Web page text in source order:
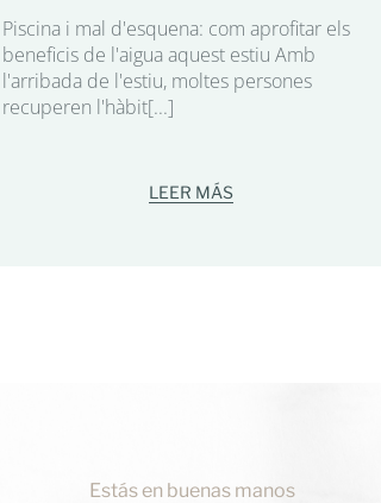
Piscina i mal d'esquena: com aprofitar els
beneficis de l'aigua aquest estiu Amb
l'arribada de l'estiu, moltes persones
recuperen l'hàbit[...]
LEER MÁS
Estás en buenas manos